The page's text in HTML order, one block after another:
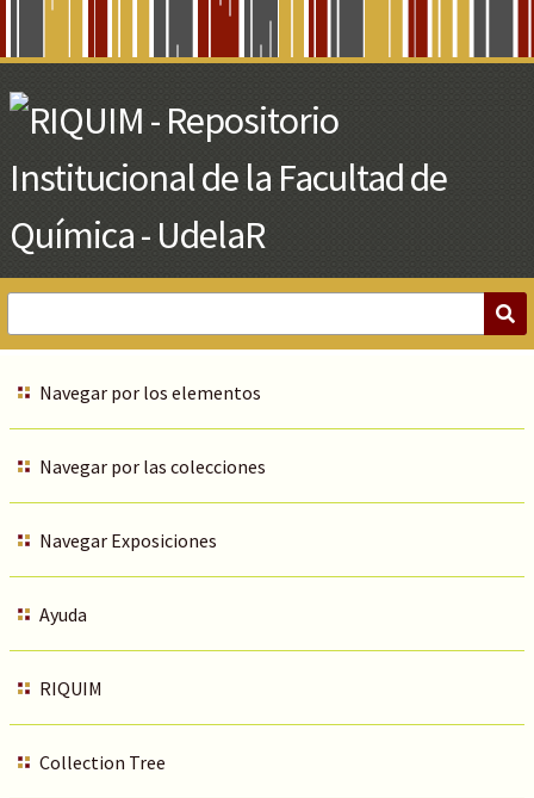
Main
Content
Navegar por los elementos
Navegar por las colecciones
Navegar Exposiciones
Ayuda
RIQUIM
Collection Tree